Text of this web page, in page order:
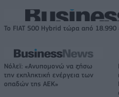
Το FIAT 500 Hybrid τώρα από
Νόλεϊ: «Ανυπομονώ να ζήσω
την εκπληκτική ενέργεια των
οπαδών της ΑΕΚ»